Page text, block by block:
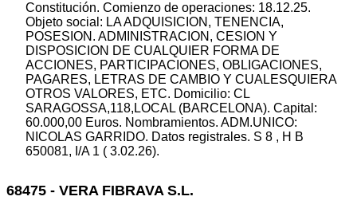
Constitución. Comienzo de operaciones: 18.12.25.
Objeto social: LA ADQUISICION, TENENCIA,
POSESION. ADMINISTRACION, CESION Y
DISPOSICION DE CUALQUIER FORMA DE
ACCIONES, PARTICIPACIONES, OBLIGACIONES,
PAGARES, LETRAS DE CAMBIO Y CUALESQUIERA
OTROS VALORES, ETC. Domicilio: CL
SARAGOSSA,118,LOCAL (BARCELONA). Capital:
60.000,00 Euros. Nombramientos. ADM.UNICO:
NICOLAS GARRIDO. Datos registrales. S 8 , H B
650081, I/A 1 ( 3.02.26).
68475 - VERA FIBRAVA S.L.